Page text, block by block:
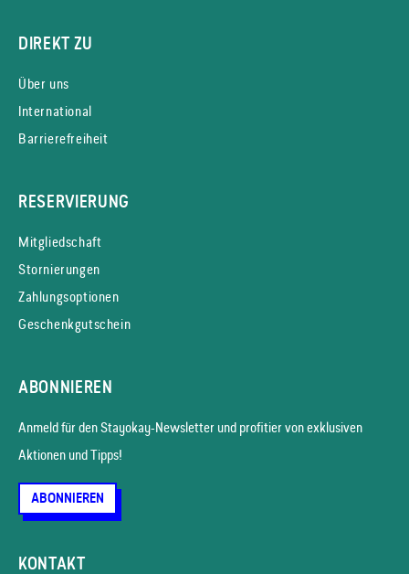
DIREKT ZU
Über uns
International
Barrierefreiheit
RESERVIERUNG
Mitgliedschaft
Stornierungen
Zahlungsoptionen
Geschenkgutschein
ABONNIEREN
Anmeld für den Stayokay-News­letter und profitier von exklusiven
Aktionen und Tipps!
ABONNIEREN
KONTAKT